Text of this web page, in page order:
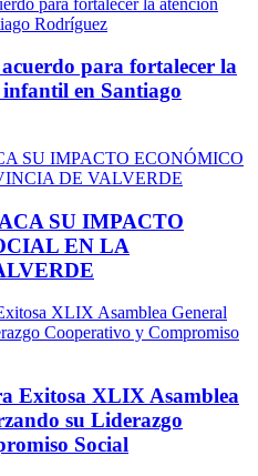
para fortalecer la
en Santiago
SU IMPACTO
EN LA
Exitosa XLIX Asamblea
su Liderazgo
Social